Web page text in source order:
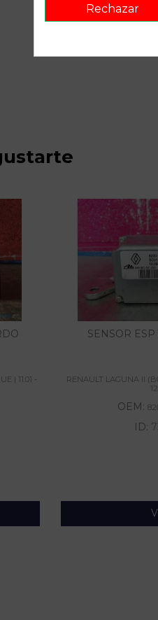
| 11.01 -
SENSOR
RENAULT LAGUNA II
OEM:
ID:
Rechazar